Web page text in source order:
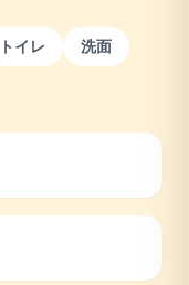
トイレ
洗面